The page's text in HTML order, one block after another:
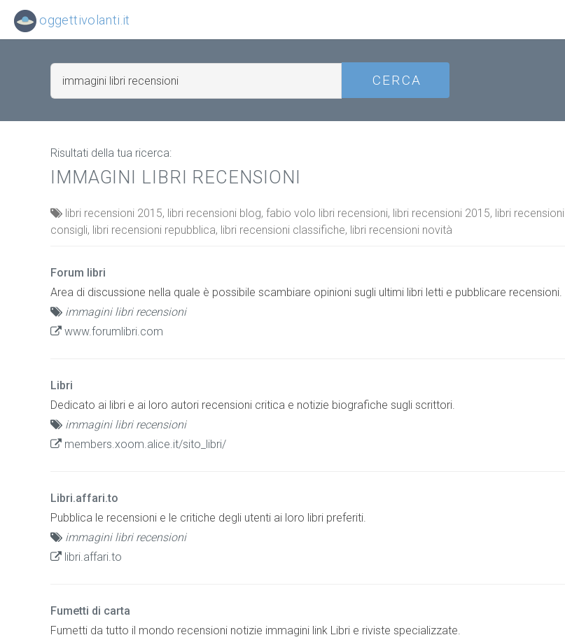
Risultati della tua ricerca:
IMMAGINI LIBRI RECENSIONI
libri recensioni 2015, libri recensioni blog, fabio volo libri recensioni, libri recensioni 2015, libri recensioni
consigli, libri recensioni repubblica, libri recensioni classifiche, libri recensioni novità
Forum libri
Area di discussione nella quale è possibile scambiare opinioni sugli ultimi libri letti e pubblicare recensioni.
immagini libri recensioni
www.forumlibri.com
Libri
Dedicato ai libri e ai loro autori recensioni critica e notizie biografiche sugli scrittori.
immagini libri recensioni
members.xoom.alice.it/sito_libri/
Libri.affari.to
Pubblica le recensioni e le critiche degli utenti ai loro libri preferiti.
immagini libri recensioni
libri.affari.to
Fumetti di carta
Fumetti da tutto il mondo recensioni notizie immagini link Libri e riviste specializzate.
oggettivolanti.it